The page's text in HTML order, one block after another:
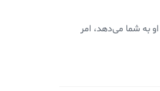
به شما می‌دهد، امر